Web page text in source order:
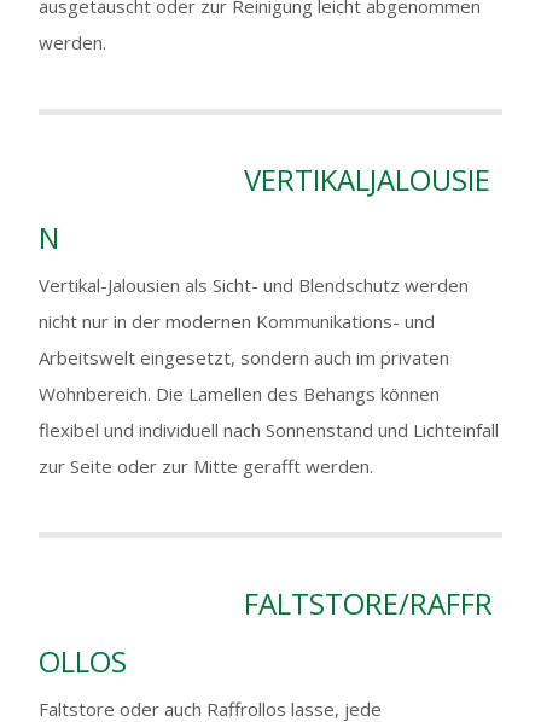
ausgetauscht oder zur Reinigung leicht abgenommen
werden.
VERTIKALJALOUSIE
N
Vertikal-Jalousien als Sicht- und Blendschutz werden
nicht nur in der modernen Kommunikations- und
Arbeitswelt eingesetzt, sondern auch im privaten
Wohnbereich. Die Lamellen des Behangs können
flexibel und individuell nach Sonnenstand und Lichteinfall
zur Seite oder zur Mitte gerafft werden.
FALTSTORE/RAFFR
OLLOS
Faltstore oder auch Raffrollos lasse, jede